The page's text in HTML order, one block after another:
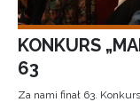
KONKURS
63
Za nami finał 63.